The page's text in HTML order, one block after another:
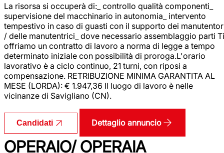
La risorsa si occuperà di:_ controllo qualità componenti_
supervisione del macchinario in autonomia_ intervento
tempestivo in caso di guasti con il supporto dei
/ delle manutentrici_ dove necessario assemblaggio parti Ti
offriamo un contratto di lavoro a norma di legge a tempo
determinato iniziale con possibilità di proroga.L'orario
lavorativo è a ciclo continuo, 21 turni, con riposi a
compensazione. RETRIBUZIONE MINIMA GARANTITA AL
MESE (LORDA): € 1.947,36 Il luogo di lavoro è nelle
vicinanze di Savigliano (CN).
Candidati Dettaglio annuncio
OPERAIO/ OPERAIA